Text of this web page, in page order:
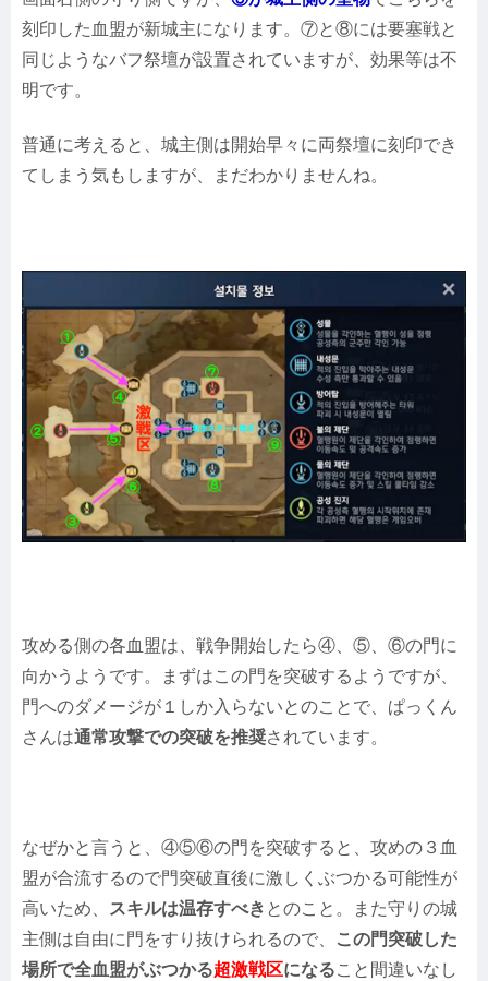
刻印した血盟が新城主になります。⑦と⑧には要塞戦と
同じようなバフ祭壇が設置されていますが、効果等は不
明です。
普通に考えると、城主側は開始早々に両祭壇に刻印でき
てしまう気もしますが、まだわかりませんね。
攻める側の各血盟は、戦争開始したら④、⑤、⑥の門に
向かうようです。まずはこの門を突破するようですが、
門へのダメージが１しか入らないとのことで、ぱっくん
さんは通常攻撃での突破を推奨されています。
なぜかと言うと、④⑤⑥の門を突破すると、攻めの３血
盟が合流するので門突破直後に激しくぶつかる可能性が
高いため、
スキルは温存すべき とのこと。また守りの城
主側は自由に門をすり抜けられるので、
この門突破した
場所で全血盟がぶつかる超激戦区になること間違いなし